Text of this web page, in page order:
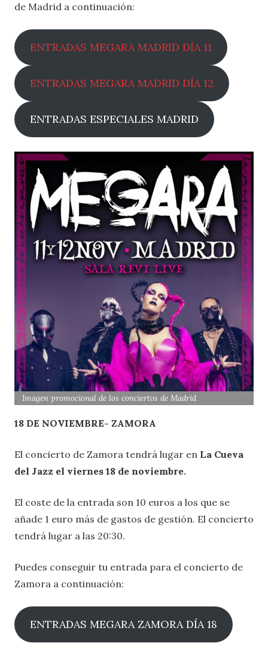
de Madrid a continuación:
ENTRADAS MEGARA MADRID DÍA 11
ENTRADAS MEGARA MADRID DÍA 12
ENTRADAS ESPECIALES MADRID
Imagen promocional de los conciertos de Madrid
18 DE NOVIEMBRE- ZAMORA
El concierto de Zamora tendrá lugar en La Cueva
del Jazz el viernes 18 de noviembre.
El coste de la entrada son 10 euros a los que se
añade 1 euro más de gastos de gestión. El concierto
tendrá lugar a las 20:30.
Puedes conseguir tu entrada para el concierto de
Zamora a continuación:
ENTRADAS MEGARA ZAMORA DÍA 18